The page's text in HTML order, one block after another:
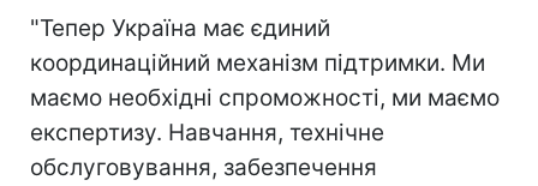
"Тепер Україна має єдиний
координаційний механізм підтримки. Ми
маємо необхідні спроможності, ми маємо
експертизу. Навчання, технічне
обслуговування, забезпечення